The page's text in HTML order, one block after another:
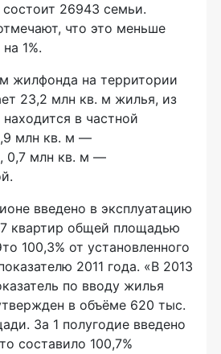
состоит 26943 семьи.
что это меньше
1%.
жилфонда на территории
23,2 млн кв. м жилья, из
в частной
млн кв. м —
0,7 млн кв. м —
введено в эксплуатацию
квартир общей площадью
100,3% от установленного
2011 года. «В 2013
по вводу жилья
в объёме 620 тыс.
За 1 полугодие введено
составило 100,7%